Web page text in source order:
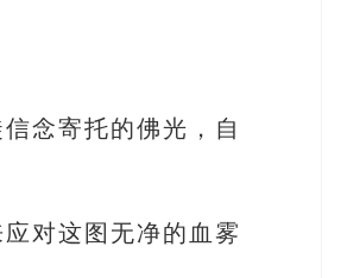
念寄托的佛光，自
对这图无净的血雾